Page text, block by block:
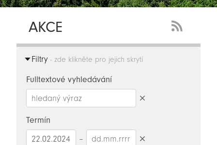
AKCE
Feed
Filtry- zde klikněte pro jejich skrytí
Fulltextové vyhledávání
Termín
–